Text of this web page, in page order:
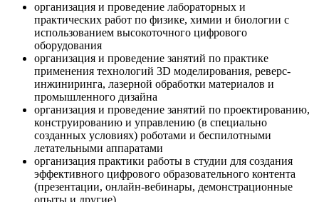
организация и проведение лабораторных и
практических работ по физике, химии и биологии с
использованием высокоточного цифрового
оборудования
организация и проведение занятий по практике
применения технологий 3D моделирования, реверс-
инжиниринга, лазерной обработки материалов и
промышленного дизайна
организация и проведение занятий по проектированию,
конструированию и управлению (в специально
созданных условиях) роботами и беспилотными
летательными аппаратами
организация практики работы в студии для создания
эффективного цифрового образовательного контента
(презентации, онлайн-вебинары, демонстрационные
опыты и другие)